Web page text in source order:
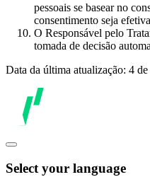
pessoais se basear no
consentimento seja
O Responsável pelo
tomada de decisão
Data da última atualização: 4
Select your language